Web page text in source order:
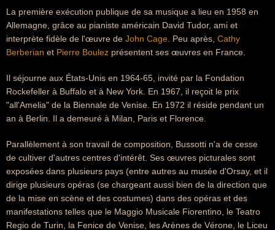
La première exécution publique de sa musique a lieu en 1958 en
Allemagne, grâce au pianiste américain David Tudor, ami et
interprète fidèle de l'œuvre de John Cage . Peu après, Cathy
Berberian et Pierre Boulez présentent ses œuvres en France.
Il séjourne aux États-Unis en 1964-65, invité par la Fondation
Rockefeller à Buffalo et à New York. En 1967, il reçoit le prix
"all'Amelia" de la Biennale de Venise. En 1972 il réside pendant un
an à Berlin. Il a demeuré à Milan, Paris et Florence.
Parallèlement à son travail de composition, Bussotti n'a de cesse
de cultiver d'autres centres d'intérêt. Ses œuvres picturales sont
exposées dans plusieurs pays (entre autres au musée d'Orsay, et il
dirige plusieurs opéras (se chargeant aussi bien de la direction que
de la mise en scène et des costumes) dans des opéras et des
manifestations telles que le Maggio Musicale Fiorentino, le Teatro
Regio de Turin, la Fenice de Venise, les Arènes de Vérone, le Liceu